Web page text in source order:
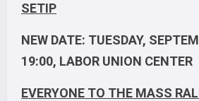
SETIP
NEW DATE: TUESDAY,
19:00, LABOR UNION CENTER
EVERYONE TO THE MASS